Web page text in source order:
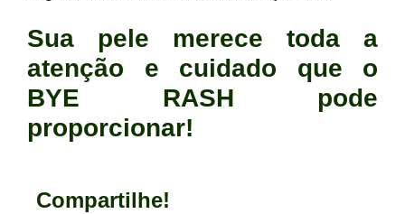
Sua pele merece toda a
atenção e cuidado que o
BYE RASH pode
proporcionar!
Compartilhe!